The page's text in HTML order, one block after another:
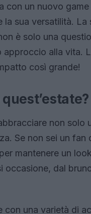
con un nuovo
la sua versatilità.
è solo una
approccio alla vita.
così grande!
non solo
Se non sei un
mantenere un
occasione, dal
una varietà di